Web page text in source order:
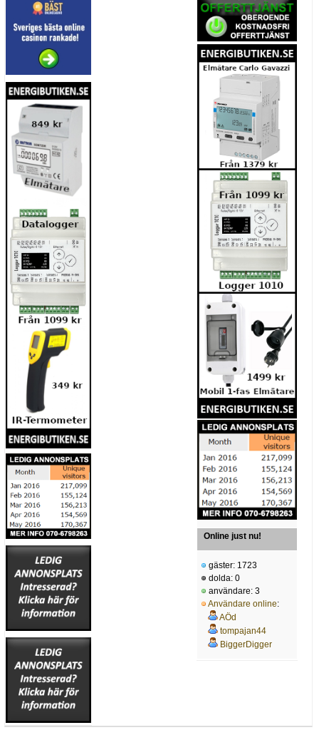
Online just nu!
gäster: 1723
dolda: 0
användare: 3
Användare online:
AÖd
tompajan44
BiggerDigger